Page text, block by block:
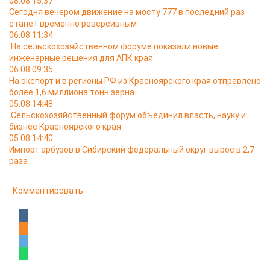
Сегодня вечером движение на мосту 777 в последний раз
станет временно реверсивным
06.08 11:34
На сельскохозяйственном форуме показали новые
инженерные решения для АПК края
06.08 09:35
На экспорт и в регионы РФ из Красноярского края отправлено
более 1,6 миллиона тонн зерна
05.08 14:48
Сельскохозяйственный форум объединил власть, науку и
бизнес Красноярского края
05.08 14:40
Импорт арбузов в Сибирский федеральный округ вырос в 2,7
раза
Комментировать